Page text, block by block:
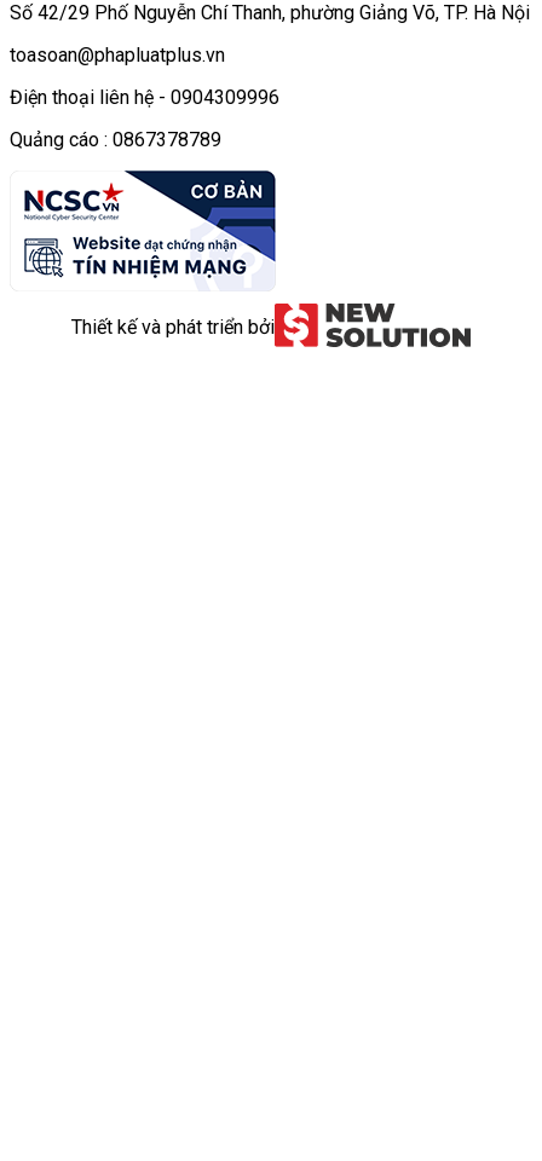
Số 42/29 Phố Nguyễn Chí Thanh, phường Giảng Võ, TP. Hà Nội
toasoan@phapluatplus.vn
Điện thoại liên hệ - 0904309996
Quảng cáo : 0867378789
Thiết kế và phát triển bởi